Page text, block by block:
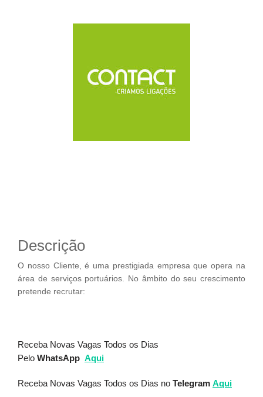
Descrição
O nosso Cliente, é uma prestigiada empresa que opera na
área de serviços portuários. No âmbito do seu crescimento
pretende recrutar:
Receba Novas Vagas Todos os Dias
Pelo WhatsApp Aqui
Receba Novas Vagas Todos os Dias no Telegram Aqui